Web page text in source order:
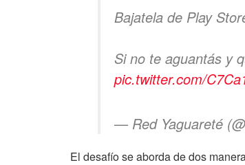
Bajatela de Play
Si no te aguantás y
pic.twitter.com/
— Red Yaguareté
El desafío se aborda de dos